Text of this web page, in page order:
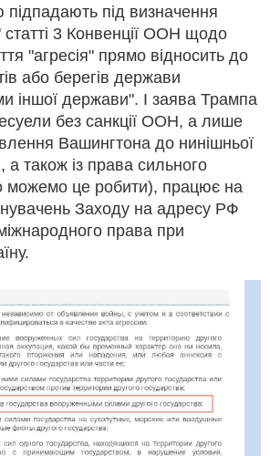
підпадають під визначення
статті 3 Конвенції ООН щодо
"агресія" прямо відносить до
або берегів держави
іншої держави". І заява Трампа
без санкції ООН, а лише
Вашингтона до нинішньої
а також із права сильного
можемо це робити), працює на
Заходу на адресу РФ
права при